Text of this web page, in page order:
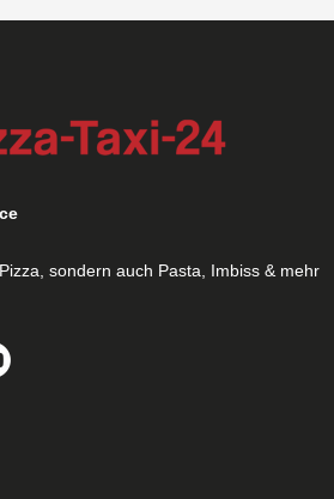
sondern auch Pasta, Imbiss & mehr